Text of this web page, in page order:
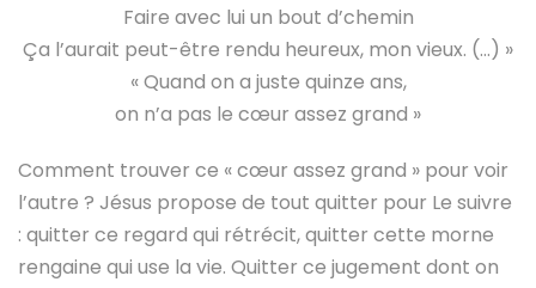
Faire avec lui un bout d’chemin
Ça l’aurait peut-être rendu heureux, mon vieux. (…) »
« Quand on a juste quinze ans,
on n’a pas le cœur assez grand »
Comment trouver ce « cœur assez grand » pour voir
l’autre ? Jésus propose de tout quitter pour Le suivre
: quitter ce regard qui rétrécit, quitter cette morne
rengaine qui use la vie. Quitter ce jugement dont on